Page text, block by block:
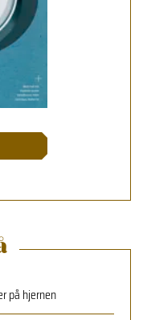
på hjernen